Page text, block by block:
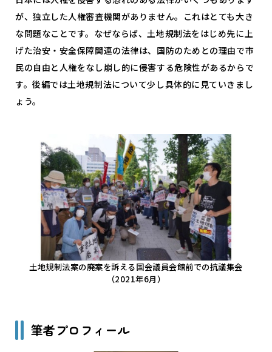
が、独立した人権審査機関がありません。これはとても大き
な問題なことです。なぜならば、土地規制法をはじめ先に上
げた治安・安全保障関連の法律は、国防のためとの理由で市
民の自由と人権をなし崩し的に侵害する危険性があるからで
す。後編では土地規制法について少し具体的に見ていきまし
ょう。
土地規制法案の廃案を訴える国会議員会館前での抗議集会
（2021年6月）
筆者プロフィール